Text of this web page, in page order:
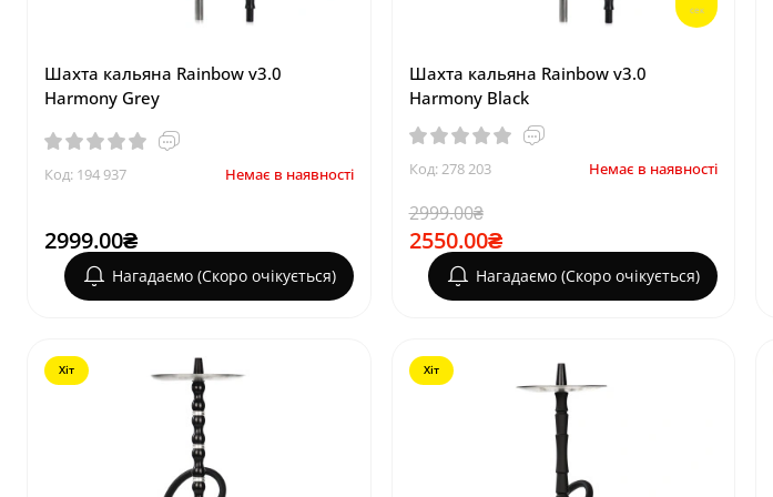
Шахта кальяна Rainbow v3.0
Harmony Grey
Код: 194 937 Немає в наявності
2999.00₴
Нагадаємо (Скоро очікується)
сек
Шахта кальяна Rainbow v3.0
Harmony Black
Код: 278 203 Немає в наявності
2999.00₴
2550.00₴
Нагадаємо (Скоро очікується)
Хіт Хіт